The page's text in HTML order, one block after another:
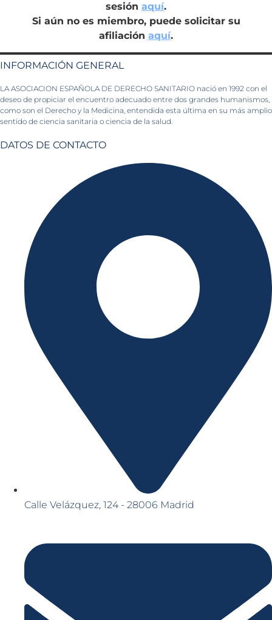
sesión aquí.
Si aún no es miembro, puede solicitar su
afiliación aquí.
INFORMACIÓN GENERAL
LA ASOCIACION ESPAÑOLA DE DERECHO SANITARIO nació en 1992 con el
deseo de propiciar el encuentro adecuado entre dos grandes humanismos,
como son el Derecho y la Medicina, entendida esta última en su más amplio
sentido de ciencia sanitaria o ciencia de la salud.
DATOS DE CONTACTO
Calle Velázquez, 124 - 28006 Madrid